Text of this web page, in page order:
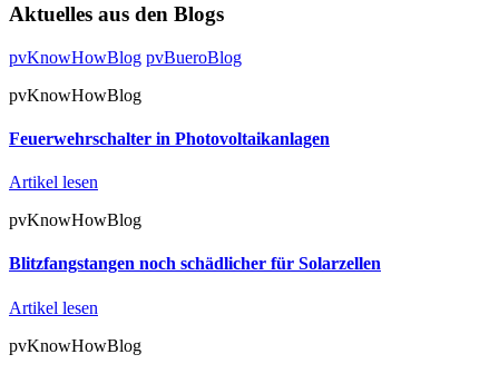
Aktuelles aus den Blogs
pvKnowHowBlog pvBueroBlog
pvKnowHowBlog
Feuerwehrschalter in Photovoltaikanlagen
Artikel lesen
pvKnowHowBlog
Blitzfangstangen noch schädlicher für Solarzellen
Artikel lesen
pvKnowHowBlog